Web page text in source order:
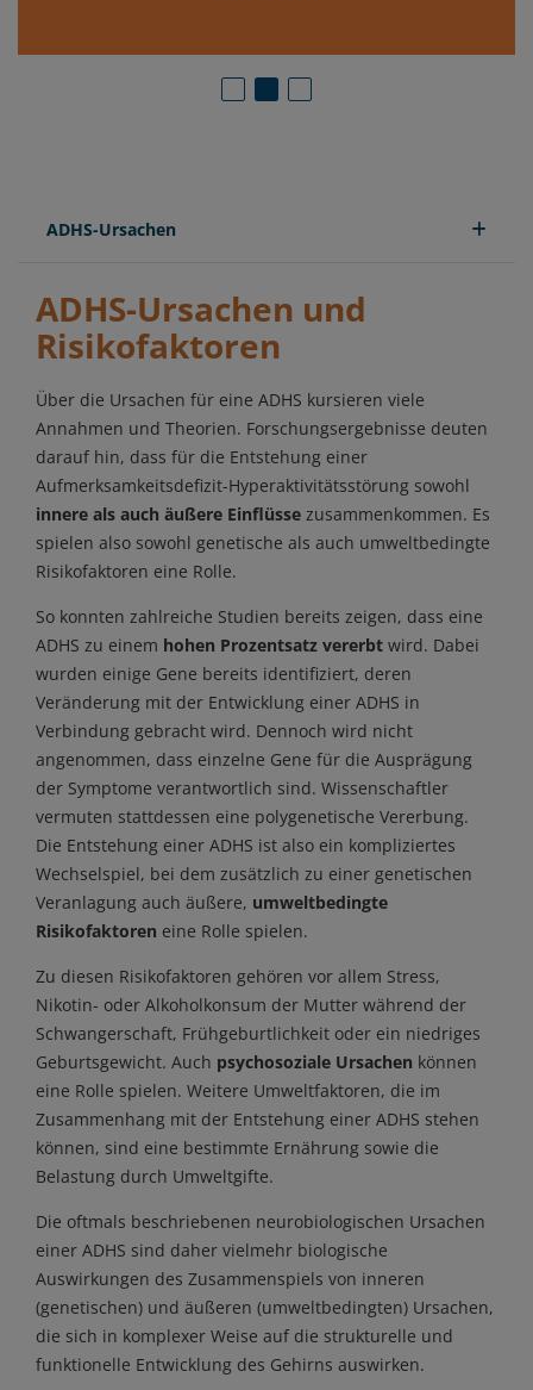
ADHS-Ursachen
ADHS-Ursachen und
Risikofaktoren
Über die Ursachen für eine ADHS kursieren viele
Annahmen und Theorien. Forschungsergebnisse deuten
darauf hin, dass für die Entstehung einer
Aufmerksamkeitsdefizit-Hyperaktivitätsstörung sowohl
innere als auch äußere Einflüsse zusammenkommen. Es
spielen also sowohl genetische als auch umweltbedingte
Risikofaktoren eine Rolle.
So konnten zahlreiche Studien bereits zeigen, dass eine
ADHS zu einem hohen Prozentsatz vererbt wird. Dabei
wurden einige Gene bereits identifiziert, deren
Veränderung mit der Entwicklung einer ADHS in
Verbindung gebracht wird. Dennoch wird nicht
angenommen, dass einzelne Gene für die Ausprägung
der Symptome verantwortlich sind. Wissenschaftler
vermuten stattdessen eine polygenetische Vererbung.
Die Entstehung einer ADHS ist also ein kompliziertes
Wechselspiel, bei dem zusätzlich zu einer genetischen
Veranlagung auch äußere, umweltbedingte
Risikofaktoren eine Rolle spielen.
Zu diesen Risikofaktoren gehören vor allem Stress,
Nikotin- oder Alkoholkonsum der Mutter während der
Schwangerschaft, Frühgeburtlichkeit oder ein niedriges
Geburtsgewicht. Auch psychosoziale Ursachen können
eine Rolle spielen. Weitere Umweltfaktoren, die im
Zusammenhang mit der Entstehung einer ADHS stehen
können, sind eine bestimmte Ernährung sowie die
Belastung durch Umweltgifte.
Die oftmals beschriebenen neurobiologischen Ursachen
einer ADHS sind daher vielmehr biologische
Auswirkungen des Zusammenspiels von inneren
(genetischen) und äußeren (umweltbedingten) Ursachen,
die sich in komplexer Weise auf die strukturelle und
funktionelle Entwicklung des Gehirns auswirken.